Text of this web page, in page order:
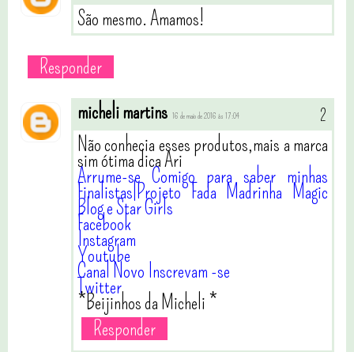
São mesmo. Amamos!
Responder
micheli martins 16 de maio de 2016 às 17:04
Não conhecia esses produtos,mais a marca
sim ótima dica Ari
Arrume-se Comigo para saber minhas
Finalistas|Projeto Fada Madrinha Magic
Blog e Star Girls
Facebook
Instagram
Youtube
Canal Novo Inscrevam -se
Twitter
*Beijinhos da Micheli *
Responder